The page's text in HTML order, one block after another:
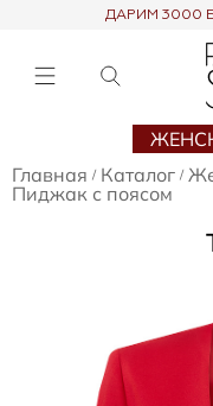
ДАРИМ 3000
Главная / Каталог /
Пиджак с поясом